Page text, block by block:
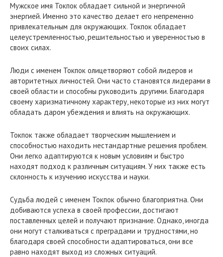
Мужское имя Токпок обладает сильной и энергичной
энергией. Именно это качество делает его непременно
привлекательным для окружающих. Токпок обладает
целеустремленностью, решительностью и уверенностью в
своих силах.
Люди с именем Токпок олицетворяют собой лидеров и
авторитетных личностей. Они часто становятся лидерами в
своей области и способны руководить другими. Благодаря
своему харизматичному характеру, некоторые из них могут
обладать даром убеждения и влиять на окружающих.
Токпок также обладает творческим мышлением и
способностью находить нестандартные решения проблем.
Они легко адаптируются к новым условиям и быстро
находят подход к различным ситуациям. У них также есть
склонность к изучению искусства и науки.
Судьба людей с именем Токпок обычно благоприятна. Они
добиваются успеха в своей профессии, достигают
поставленных целей и получают признание. Однако, иногда
они могут сталкиваться с преградами и трудностями, но
благодаря своей способности адаптироваться, они все
равно находят выход из сложных ситуаций.